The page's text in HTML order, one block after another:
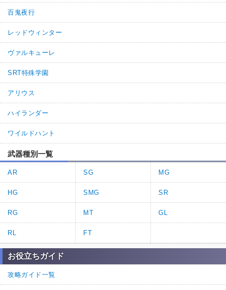
百鬼夜行
レッドウィンター
ヴァルキューレ
SRT特殊学園
アリウス
ハイランダー
ワイルドハント
武器種別一覧
AR SG MG
HG SMG SR
RG MT GL
RL FT
お役立ちガイド
攻略ガイド一覧